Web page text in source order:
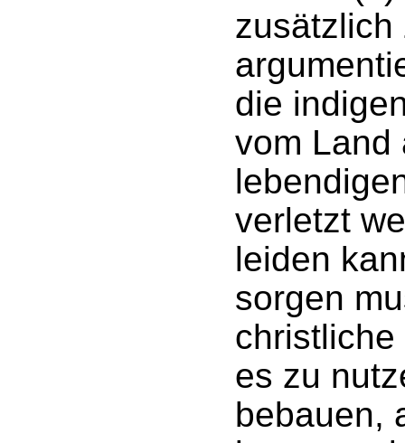
zusätzlich
die
vom Land
verletzt
leiden
sorgen
es zu
bebauen,